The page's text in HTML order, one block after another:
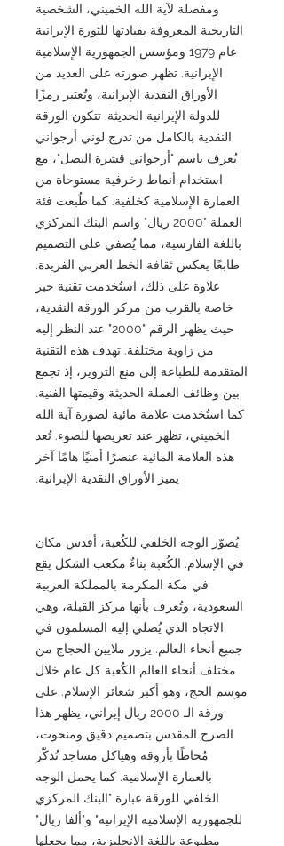
ومفصلة لآية الله الخميني، الشخصية
التاريخية المعروفة بقيادتها للثورة الإيرانية
عام 1979 ومؤسس الجمهورية الإسلامية
الإيرانية. تظهر صورته على العديد من
الأوراق النقدية الإيرانية، وتُعتبر رمزًا
للدولة الإيرانية الحديثة. تتكون الورقة
النقدية بالكامل من تدرج لوني أرجواني
يُعرف باسم "أرجواني قشرة البصل"، مع
استخدام أنماط زخرفية مستوحاة من
العمارة الإسلامية كخلفية. كما طُبعت فئة
العملة "2000 ريال" واسم البنك المركزي
باللغة الفارسية، مما يُضفي على التصميم
طابعًا يعكس ثقافة الخط العربي الفريدة.
علاوة على ذلك، استُخدمت تقنية حبر
خاصة بالقرب من مركز الورقة النقدية،
حيث يظهر الرقم "2000" عند النظر إليه
من زاوية مختلفة. تهدف هذه التقنية
المتقدمة للطباعة إلى منع التزوير، إذ تجمع
بين وظائف العملة الحديثة وقيمتها الفنية.
كما استُخدمت علامة مائية لصورة آية الله
الخميني، تظهر عند تعريضها للضوء. تُعد
هذه العلامة المائية عنصرًا أمنيًا هامًا آخر
يميز الأوراق النقدية الإيرانية.
يُصوّر الوجه الخلفي للكُعبة، أقدس مكان
في الإسلام. الكُعبة بناءٌ مكعب الشكل يقع
في مكة المكرمة بالمملكة العربية
السعودية، وتُعرف بأنها مركز القبلة، وهي
الاتجاه الذي يُصلي إليه المسلمون في
جميع أنحاء العالم. يزور ملايين الحجاج من
مختلف أنحاء العالم الكُعبة كل عام خلال
موسم الحج، وهو أكبر شعائر الإسلام. على
ورقة الـ 2000 ريال إيراني، يظهر هذا
الصرح المقدس بتصميم دقيق ومنحوت،
مُحاطًا بأروقة وهياكل مساجد تُذكّر
بالعمارة الإسلامية. كما يحمل الوجه
الخلفي للورقة عبارة "البنك المركزي
للجمهورية الإسلامية الإيرانية" و"ألفا ريال"
مطبوعة باللغة الإنجليزية، مما يجعلها